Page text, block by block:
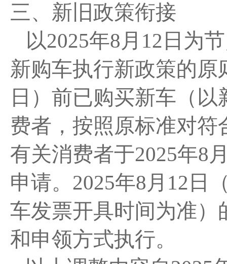
三、新旧政策衔接
以2025年8月12日为
新购车执行新政策的原
日）前已购买新车（
费者，按照原标准对
有关消费者于2025年8
申请。2025年8月12日
车发票开具时间为准
和申领方式执行。